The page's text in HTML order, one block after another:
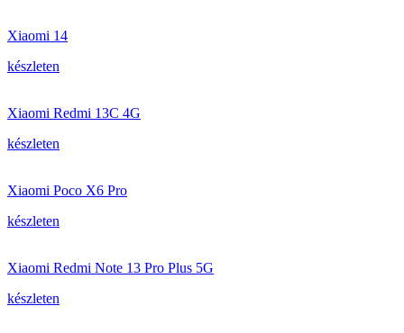
Xiaomi 14
készleten
Xiaomi Redmi 13C 4G
készleten
Xiaomi Poco X6 Pro
készleten
Xiaomi Redmi Note 13 Pro Plus 5G
készleten